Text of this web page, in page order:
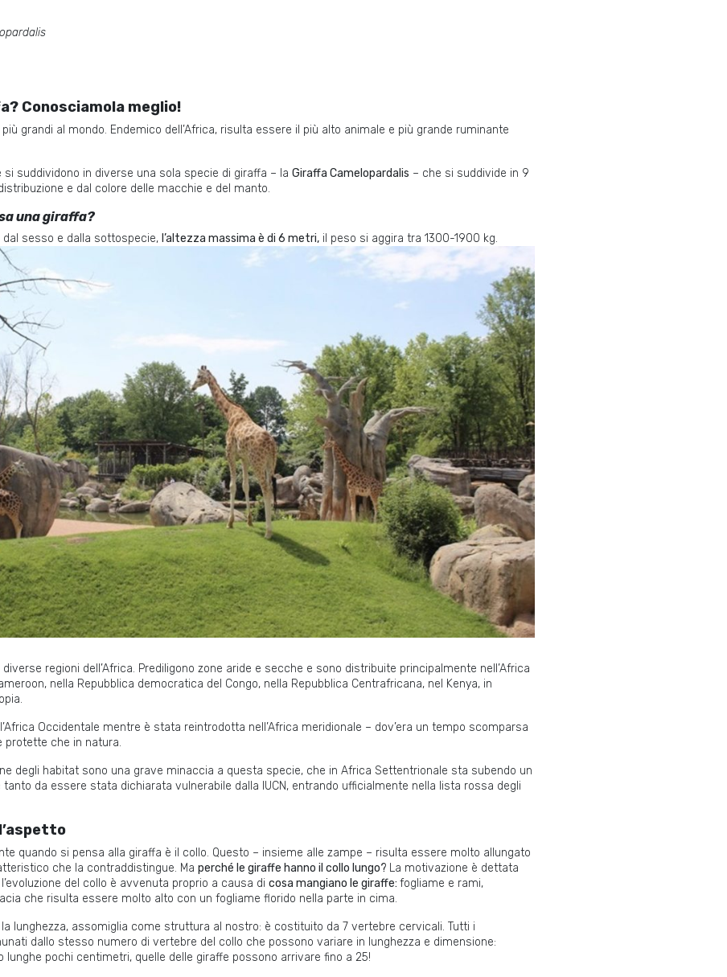
Conosciamola meglio!
grandi al mondo. Endemico dell’Africa, risulta essere il più alto animale e più grande ruminante
si suddividono in diverse una sola specie di giraffa – la Giraffa Camelopardalis – che si suddivide in 9
e dal colore delle macchie e del manto.
una giraffa?
dal sesso e dalla sottospecie, l’altezza massima è di 6 metri, il peso si aggira tra 1300-1900 kg.
regioni dell’Africa. Prediligono zone aride e secche e sono distribuite principalmente nell’Africa
nella Repubblica democratica del Congo, nella Repubblica Centrafricana, nel Kenya, in
Occidentale mentre è stata reintrodotta nell’Africa meridionale – dov’era un tempo scomparsa
protette che in natura.
degli habitat sono una grave minaccia a questa specie, che in Africa Settentrionale sta subendo un
da essere stata dichiarata vulnerabile dalla IUCN, entrando ufficialmente nella lista rossa degli
quando si pensa alla giraffa è il collo. Questo – insieme alle zampe – risulta essere molto allungato
che la contraddistingue. Ma perché le giraffe hanno il collo lungo? La motivazione è dettata
del collo è avvenuta proprio a causa di cosa mangiano le giraffe: fogliame e rami,
che risulta essere molto alto con un fogliame florido nella parte in cima.
lunghezza, assomiglia come struttura al nostro: è costituito da 7 vertebre cervicali. Tutti i
dallo stesso numero di vertebre del collo che possono variare in lunghezza e dimensione:
pochi centimetri, quelle delle giraffe possono arrivare fino a 25!